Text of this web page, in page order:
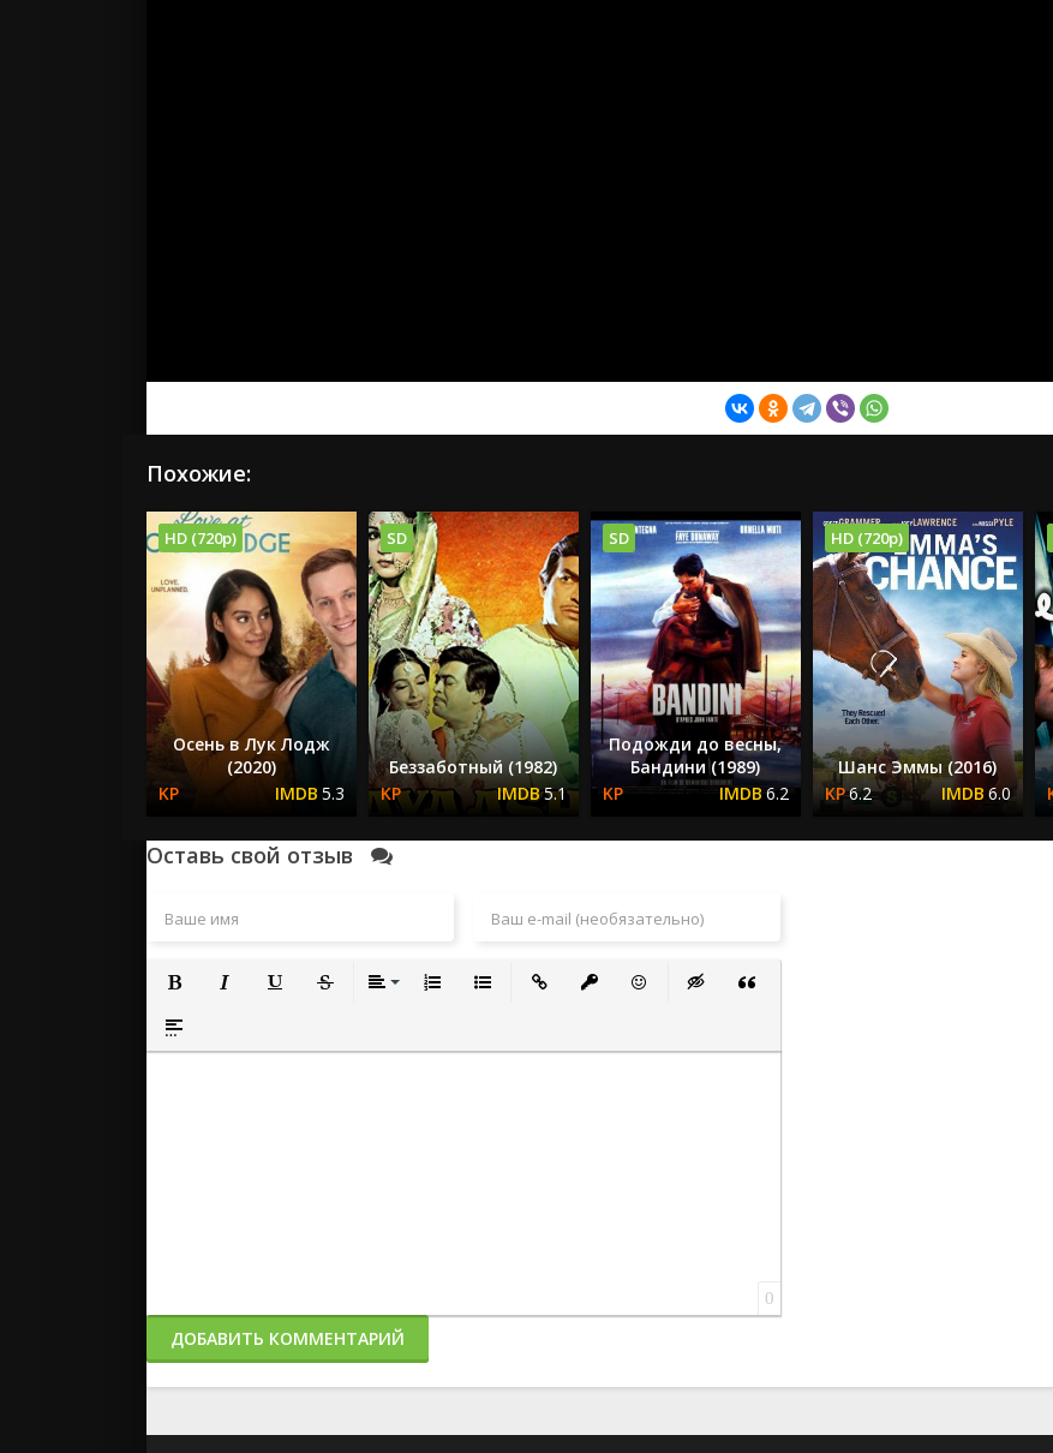
Похожие:
HD (720p)
Осень в Лук Лодж
(2020)
5.3
SD
Беззаботный (1982)
5.1
SD
Подожди до весны,
Бандини (1989)
6.2
HD (720p)
Шанс Эммы (2016)
6.2
6.0
Оставь свой отзыв
Вставка спойлера
0
ДОБАВИТЬ КОММЕНТАРИЙ